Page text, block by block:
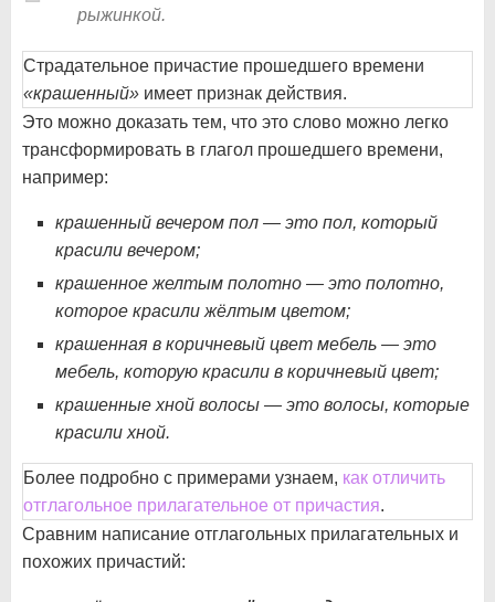
рыжинкой.
Страдательное причастие прошедшего времени
«крашенный» имеет признак действия.
Это можно доказать тем, что это слово можно легко
трансформировать в глагол прошедшего времени,
например:
крашенный вечером пол — это пол, который
красили вечером;
крашенное желтым полотно — это полотно,
которое красили жёлтым цветом;
крашенная в коричневый цвет мебель — это
мебель, которую красили в коричневый цвет;
крашенные хной волосы — это волосы, которые
красили хной.
Более подробно с примерами узнаем, как отличить
отглагольное прилагательное от причастия.
Сравним написание отглагольных прилагательных и
похожих причастий: